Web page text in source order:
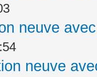
neuve
neuve